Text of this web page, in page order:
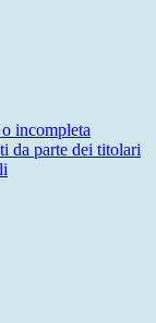
incompleta
da parte dei titolari